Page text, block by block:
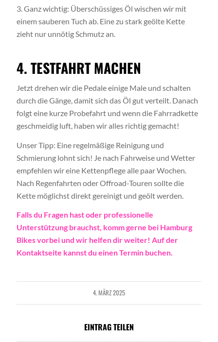
3. Ganz wichtig: Überschüssiges Öl wischen wir mit
einem sauberen Tuch ab. Eine zu stark geölte Kette
zieht nur unnötig Schmutz an.
4. TESTFAHRT MACHEN
Jetzt drehen wir die Pedale einige Male und schalten
durch die Gänge, damit sich das Öl gut verteilt. Danach
folgt eine kurze Probefahrt und wenn die Fahrradkette
geschmeidig luft, haben wir alles richtig gemacht!
Unser Tipp: Eine regelmäßige Reinigung und
Schmierung lohnt sich! Je nach Fahrweise und Wetter
empfehlen wir eine Kettenpflege alle paar Wochen.
Nach Regenfahrten oder Offroad-Touren sollte die
Kette möglichst direkt gereinigt und geölt werden.
Falls du Fragen hast oder professionelle
Unterstützung brauchst, komm gerne bei Hamburg
Bikes vorbei und wir helfen dir weiter! Auf der
Kontaktseite kannst du einen Termin buchen.
4. MÄRZ 2025
EINTRAG TEILEN